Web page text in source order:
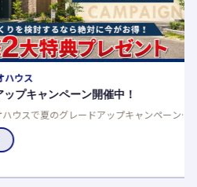
ペーン開催中！
レードアップキャンペーン開
様を選べるご成約特典でお得
。